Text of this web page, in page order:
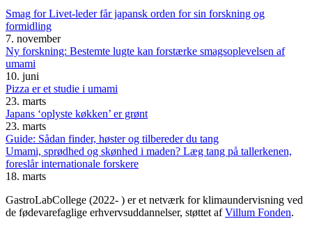
Smag for Livet-leder får japansk orden for sin forskning og
formidling
7. november
Ny forskning: Bestemte lugte kan forstærke smagsoplevelsen af
umami
10. juni
Pizza er et studie i umami
23. marts
Japans ‘oplyste køkken’ er grønt
23. marts
Guide: Sådan finder, høster og tilbereder du tang
Umami, sprødhed og skønhed i maden? Læg tang på tallerkenen,
foreslår internationale forskere
18. marts
GastroLabCollege (2022- ) er et netværk for klimaundervisning ved
de fødevarefaglige erhvervsuddannelser, støttet afVillum Fonden.